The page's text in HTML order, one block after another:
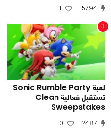
15794
1
3
لعبة Sonic Rumble Party
تستقبل فعالية Clean
Sweepstakes
2487
0